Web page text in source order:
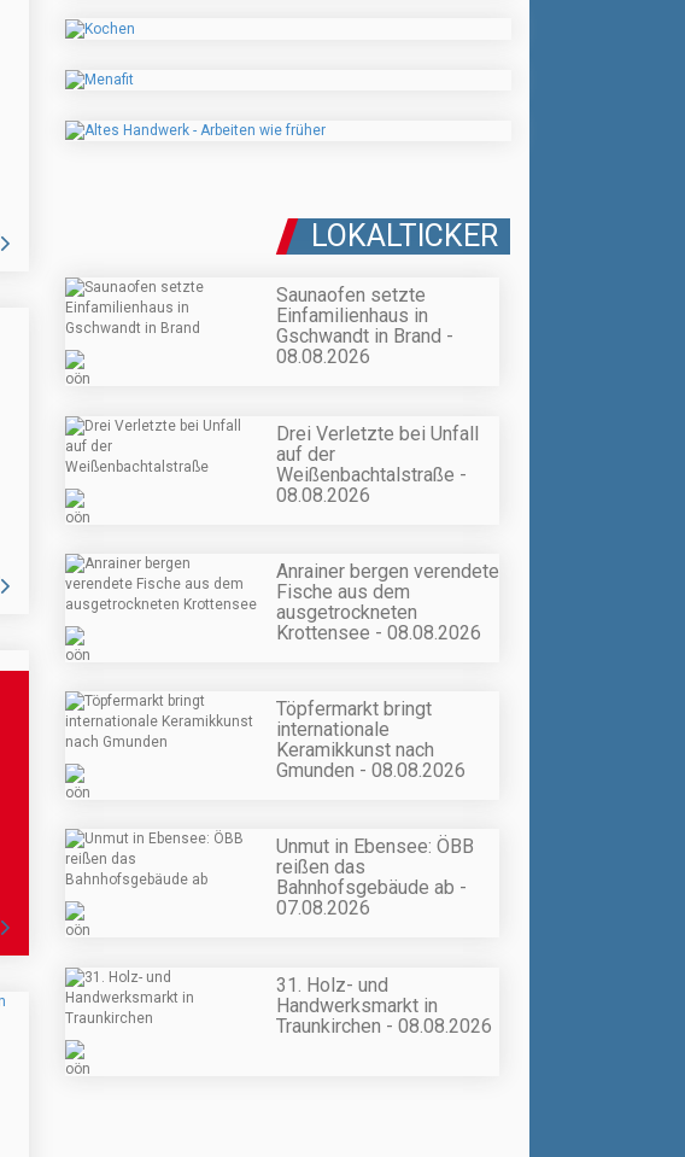
LOKALTICKER
Saunaofen setzte
Einfamilienhaus in
Gschwandt in Brand -
08.08.2026
Drei Verletzte bei Unfall
auf der
Weißenbachtalstraße -
08.08.2026
Anrainer bergen verendete
Fische aus dem
ausgetrockneten
Krottensee - 08.08.2026
Töpfermarkt bringt
internationale
Keramikkunst nach
Gmunden - 08.08.2026
Unmut in Ebensee: ÖBB
reißen das
Bahnhofsgebäude ab -
07.08.2026
31. Holz- und
Handwerksmarkt in
Traunkirchen - 08.08.2026